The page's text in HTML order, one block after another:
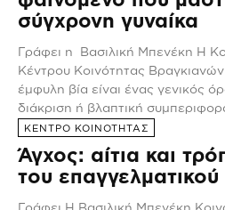
σύγχρονη γυναίκα
Γράφει η Βασιλική Μπενέκη Η
Κέντρου Κοινότητας Βραγκιανών
έμφυλη βία είναι ένας γενικός
διάκριση ή βλαπτική
ΚΕΝΤΡΟ ΚΟΙΝΟΤΗΤΑΣ
Άγχος: αίτια και
του
Γράφει Η Βασιλική Μπενέκη